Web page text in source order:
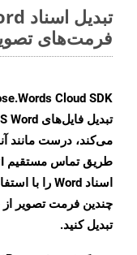
فرمت‌های
تبدیل کنید.